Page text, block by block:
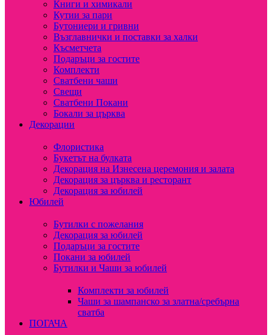
Книги и химикали
Кутии за пари
Бутониери и гривни
Възглавнички и поставки за халки
Късметчета
Подаръци за гостите
Комплекти
Сватбени чаши
Свещи
Сватбени Покани
Бокали за църква
Декорации
Флористика
Букетът на булката
Декорация на Изнесена церемония и залата
Декорация за църква и ресторант
Декорация за юбилей
Юбилей
Бутилки с пожелания
Декорация за юбилей
Подаръци за гостите
Покани за юбилей
Бутилки и Чаши за юбилей
Комплекти за юбилей
Чаши за шампанско за златна/сребърна
сватба
ПОГАЧА